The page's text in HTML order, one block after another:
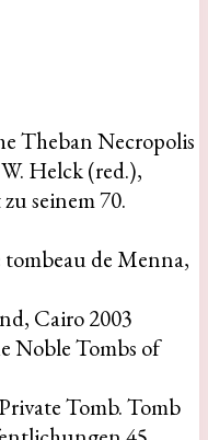
Theban Necropolis
Helck (red.),
seinem 70.
tombeau de Menna,
Cairo 2003
Noble Tombs of
Tomb. Tomb